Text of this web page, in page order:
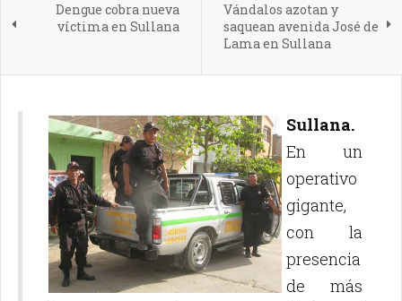
Dengue cobra nueva
víctima en Sullana
Vándalos azotan y
saquean avenida José de
Lama en Sullana
Sullana.
En un
operativo
gigante,
con la
presencia
de más